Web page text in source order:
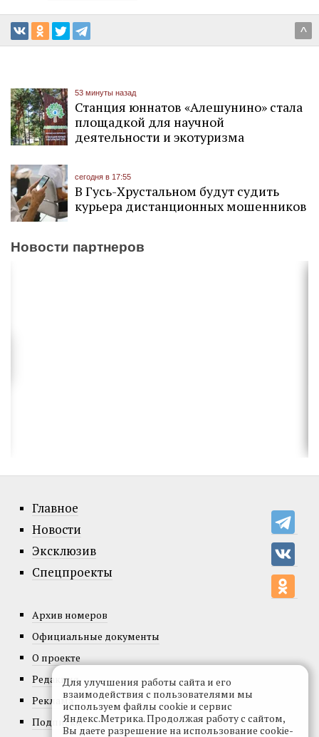
^
53 минуты назад
Станция юннатов «Алешунино» стала
площадкой для научной
деятельности и экотуризма
сегодня в 17:55
В Гусь-Хрустальном будут судить
курьера дистанционных мошенников
Новости партнеров
Главное
Новости
Эксклюзив
Спецпроекты
Архив номеров
Официальные документы
О проекте
Редакция
Реклама
Подписка
Для улучшения работы сайта и его
взаимодействия с пользователями мы
используем файлы cookie и сервис
Яндекс.Метрика. Продолжая работу с сайтом,
Вы даете разрешение на использование cookie-